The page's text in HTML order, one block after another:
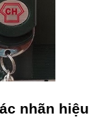
nhãn hiệu